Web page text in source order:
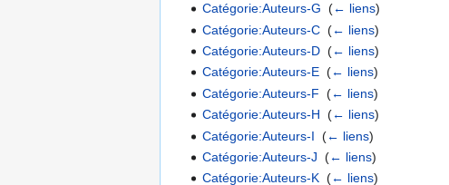
Catégorie:Auteurs-G ‎(← liens)
Catégorie:Auteurs-C ‎(← liens)
Catégorie:Auteurs-D ‎(← liens)
Catégorie:Auteurs-E ‎(← liens)
Catégorie:Auteurs-F ‎(← liens)
Catégorie:Auteurs-H ‎(← liens)
Catégorie:Auteurs-I ‎(← liens)
Catégorie:Auteurs-J ‎(← liens)
Catégorie:Auteurs-K ‎(← liens)